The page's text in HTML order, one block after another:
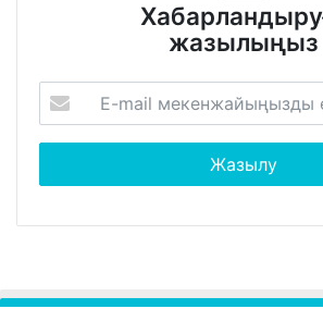
жазылыңыз